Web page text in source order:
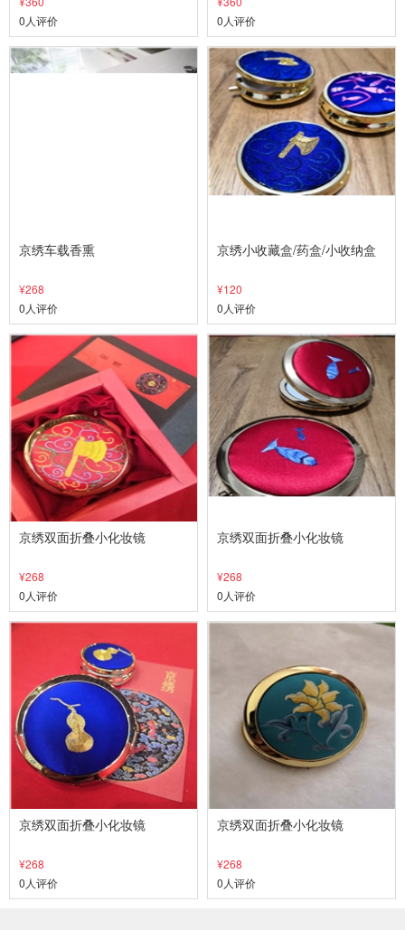
0人评价
0人评价
京绣车载香熏
¥268
0人评价
京绣小收藏盒/药盒/小收纳盒
¥120
0人评价
京绣双面折叠小化妆镜
¥268
0人评价
京绣双面折叠小化妆镜
¥268
0人评价
京绣双面折叠小化妆镜
¥268
0人评价
京绣双面折叠小化妆镜
¥268
0人评价